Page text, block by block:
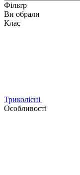
Фільтр
Ви обрали
Клас
Триколісні
Особливості